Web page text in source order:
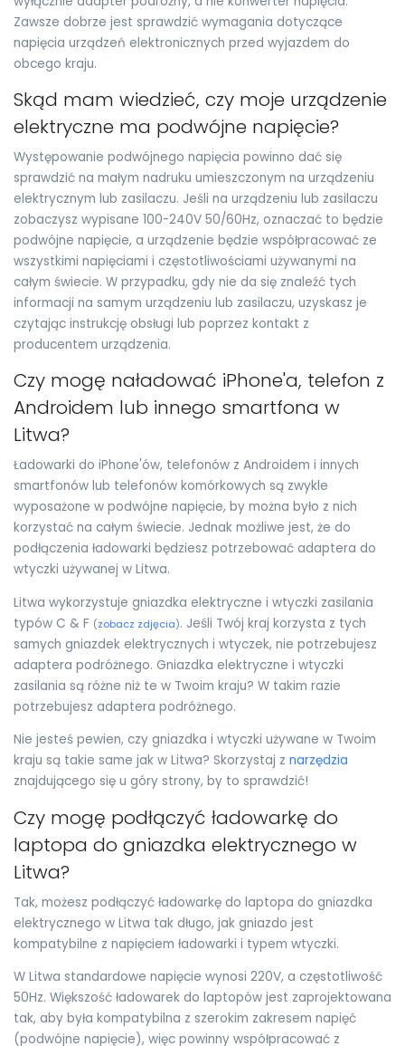
Zawsze dobrze jest sprawdzić wymagania dotyczące
napięcia urządzeń elektronicznych przed wyjazdem do
obcego kraju.
Skąd mam wiedzieć, czy moje urządzenie
elektryczne ma podwójne napięcie?
Występowanie podwójnego napięcia powinno dać się
sprawdzić na małym nadruku umieszczonym na urządzeniu
elektrycznym lub zasilaczu. Jeśli na urządzeniu lub zasilaczu
zobaczysz wypisane 100-240V 50/60Hz, oznaczać to będzie
podwójne napięcie, a urządzenie będzie współpracować ze
wszystkimi napięciami i częstotliwościami używanymi na
całym świecie. W przypadku, gdy nie da się znaleźć tych
informacji na samym urządzeniu lub zasilaczu, uzyskasz je
czytając instrukcję obsługi lub poprzez kontakt z
producentem urządzenia.
Czy mogę naładować iPhone'a, telefon z
Androidem lub innego smartfona w
Litwa?
Ładowarki do iPhone'ów, telefonów z Androidem i innych
smartfonów lub telefonów komórkowych są zwykle
wyposażone w podwójne napięcie, by można było z nich
korzystać na całym świecie. Jednak możliwe jest, że do
podłączenia ładowarki będziesz potrzebować adaptera do
wtyczki używanej w Litwa.
Litwa wykorzystuje gniazdka elektryczne i wtyczki zasilania
typów C & F (zobacz zdjęcia). Jeśli Twój kraj korzysta z tych
samych gniazdek elektrycznych i wtyczek, nie potrzebujesz
adaptera podróżnego. Gniazdka elektryczne i wtyczki
zasilania są różne niż te w Twoim kraju? W takim razie
potrzebujesz adaptera podróżnego.
Nie jesteś pewien, czy gniazdka i wtyczki używane w Twoim
kraju są takie same jak w Litwa? Skorzystaj z narzędzia
znajdującego się u góry strony, by to sprawdzić!
Czy mogę podłączyć ładowarkę do
laptopa do gniazdka elektrycznego w
Litwa?
Tak, możesz podłączyć ładowarkę do laptopa do gniazdka
elektrycznego w Litwa tak długo, jak gniazdo jest
kompatybilne z napięciem ładowarki i typem wtyczki.
W Litwa standardowe napięcie wynosi 220V, a częstotliwość
50Hz. Większość ładowarek do laptopów jest zaprojektowana
tak, aby była kompatybilna z szerokim zakresem napięć
(podwójne napięcie), więc powinny współpracować z